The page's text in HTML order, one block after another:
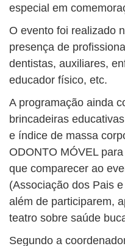
especial em
O evento foi realizado
presença de
dentistas, auxiliares,
educador físico, etc.
A programação ainda
brincadeiras
e índice de massa
ODONTO MÓVEL
que comparecer ao
(Associação dos Pais
além de participarem,
teatro sobre saúde
Segundo a